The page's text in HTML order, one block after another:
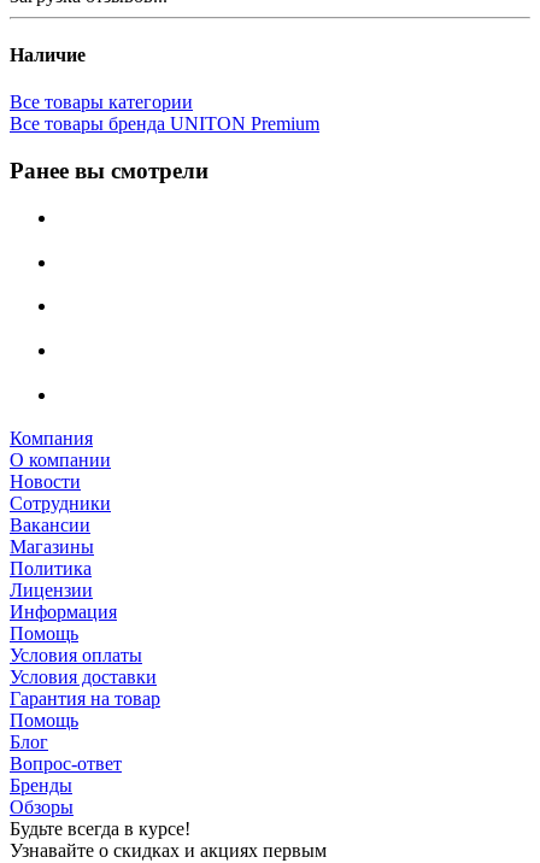
Наличие
Все товары категории
Все товары бренда UNITON Premium
Ранее вы смотрели
Компания
О компании
Новости
Сотрудники
Вакансии
Магазины
Политика
Лицензии
Информация
Помощь
Условия оплаты
Условия доставки
Гарантия на товар
Помощь
Блог
Вопрос-ответ
Бренды
Обзоры
Будьте всегда в курсе!
Узнавайте о скидках и акциях первым